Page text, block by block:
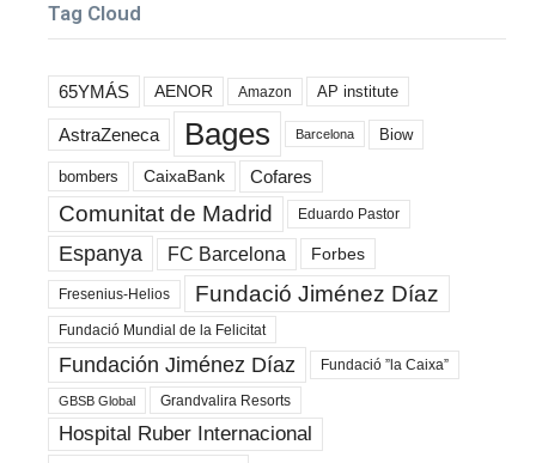
Tag Cloud
65YMÁS AENOR Amazon AP institute
AstraZeneca Bages Barcelona Biow
bombers CaixaBank Cofares
Comunitat de Madrid Eduardo Pastor
Espanya FC Barcelona Forbes
Fresenius-Helios Fundació Jiménez Díaz
Fundació Mundial de la Felicitat
Fundación Jiménez Díaz Fundació ”la Caixa”
GBSB Global Grandvalira Resorts
Hospital Ruber Internacional